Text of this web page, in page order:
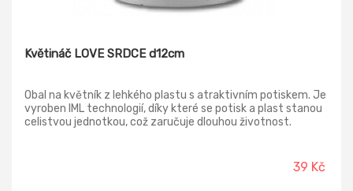
Květináč LOVE SRDCE d12cm
Obal na květník z lehkého plastu s atraktivním potiskem. Je
vyroben IML technologií, díky které se potisk a plast stanou
celistvou jednotkou, což zaručuje dlouhou životnost.
39 Kč